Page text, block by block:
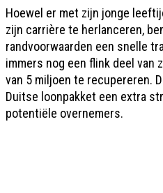
Hoewel er met zijn jonge
zijn carrière te herlanceren,
randvoorwaarden een snelle
immers nog een flink deel van
van 5 miljoen te recupereren.
Duitse loonpakket een extra
potentiële overnemers.